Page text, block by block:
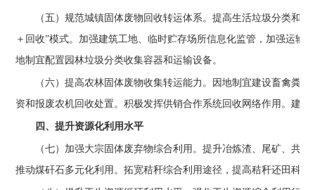
（五）规范城镇固体废物回收转运体系。提高生活垃圾分类和资
＋回收”模式。加强建筑工地、临时贮存场所信息化监管，加强运
地制宜配置园林垃圾分类收集容器和运输设备。
（六）提高农林固体废物收集转运能力。
因地制宜建设畜禽粪
资和报废农机回收处置。积极发挥供销合作系统回收网络作用。建
四、提升资源化利用水平
（七）加强大宗固体废弃物综合利用。提升冶炼渣、尾矿、共
推动煤矸石多元化利用。拓宽秸秆综合利用途径，提高秸秆还田科